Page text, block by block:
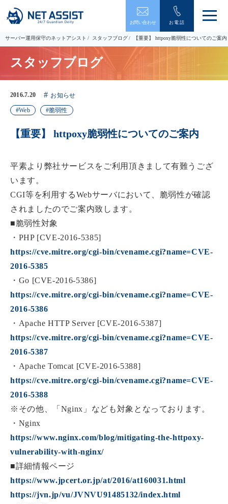
お問い合わせ お電話
メ
ュ
ー
閉
サーバー運用保守のネットアシスト スタッフブログ 【重要】 httpoxy脆弱性についてのご案内
スタッフブログ
2016.7.20 お知らせ
Web 脆弱性
【重要】 httpoxy脆弱性についてのご案内
平素より弊社サービスをご利用頂きまして有難うござ
います。
CGI等を利用するWebサーバにおいて、脆弱性が確認
されましたのでご案内致します。
■脆弱性対象
・PHP [CVE-2016-5385]
https://cve.mitre.org/cgi-bin/cvename.cgi?name=CVE-
2016-5385
・Go [CVE-2016-5386]
https://cve.mitre.org/cgi-bin/cvename.cgi?name=CVE-
2016-5386
・Apache HTTP Server [CVE-2016-5387]
https://cve.mitre.org/cgi-bin/cvename.cgi?name=CVE-
2016-5387
・Apache Tomcat [CVE-2016-5388]
https://cve.mitre.org/cgi-bin/cvename.cgi?name=CVE-
2016-5388
※その他、「Nginx」なども対象となっております。
・Nginx
https://www.nginx.com/blog/mitigating-the-httpoxy-
vulnerability-with-nginx/
■詳細情報ページ
https://www.jpcert.or.jp/at/2016/at160031.html
https://jvn.jp/vu/JVNVU91485132/index.html